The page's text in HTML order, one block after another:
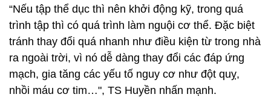
“Nếu tập thể dục thì nên khởi động kỹ, trong quá
trình tập thì có quá trình làm nguội cơ thể. Đặc biệt
tránh thay đổi quá nhanh như điều kiện từ trong nhà
ra ngoài trời, vì nó dễ dàng thay đổi các đáp ứng
mạch, gia tăng các yếu tố nguy cơ như đột quỵ,
nhồi máu cơ tim…", TS Huyền nhấn mạnh.